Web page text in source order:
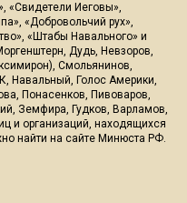
«Свидетели Иеговы»,
«Добровольчий рух»,
«Штабы Навального» и
Дудь, Невзоров,
Смольянинов,
Навальный, Голос Америки,
Понасенков, Пивоваров,
Земфира, Гудков, Варламов,
и организаций, находящихся
найти на сайте Минюста РФ.